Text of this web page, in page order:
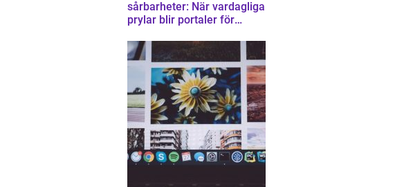
sårbarheter: När vardagliga
prylar blir portaler för